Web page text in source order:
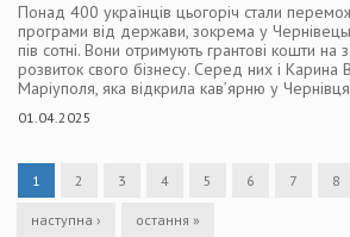
Понад 400 українців цьогоріч стали
програми від держави, зокрема у
пів сотні. Вони отримують грантові кошти на
розвиток свого бізнесу. Серед них і Карина
Маріуполя, яка відкрила кав’ярню у
01.04.2025
1 2 3 4 5 6 7 8
наступна › остання »